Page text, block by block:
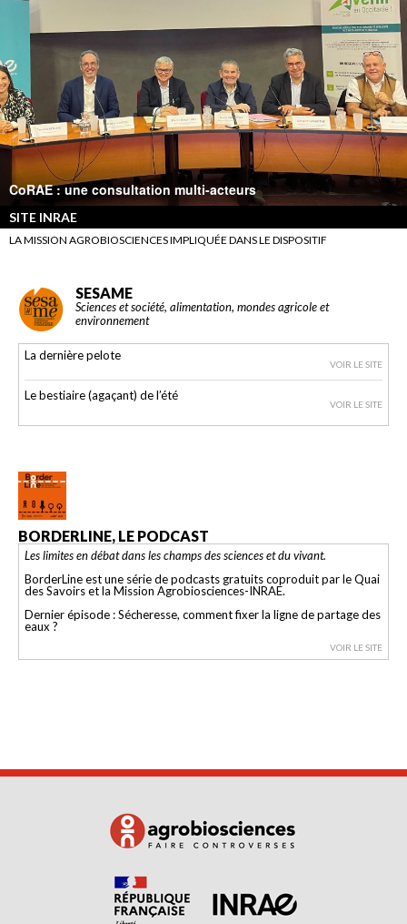
CoRAE : une consultation multi-acteurs
SITE INRAE
LA MISSION AGROBIOSCIENCES IMPLIQUÉE DANS LE DISPOSITIF
SESAME
Sciences et société, alimentation, mondes agricole et
environnement
La dernière pelote
VOIR LE SITE
Le bestiaire (agaçant) de l’été
VOIR LE SITE
BORDERLINE, LE PODCAST
Les limites en débat dans les champs des sciences et du vivant.
BorderLine est une série de podcasts gratuits coproduit par le Quai
des Savoirs et la Mission Agrobiosciences-INRAE.
Dernier épisode : Sécheresse, comment fixer la ligne de partage des
eaux ?
VOIR LE SITE